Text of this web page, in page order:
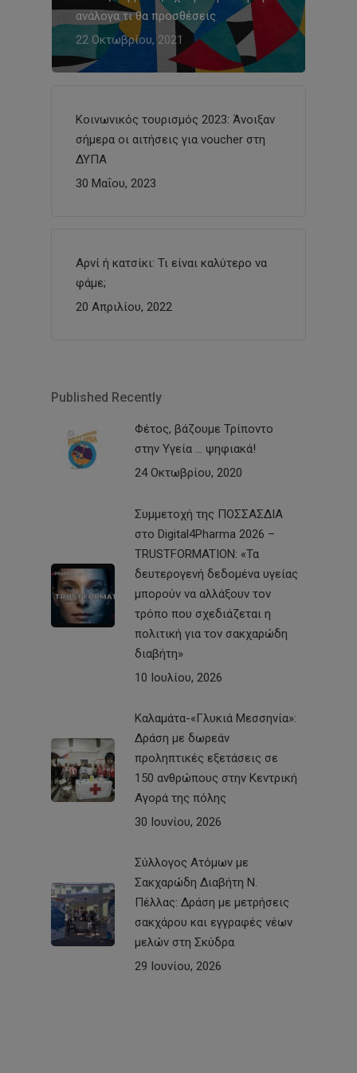
ανάλογα τι θα προσθέσεις
22 Οκτωβρίου, 2021
Κοινωνικός τουρισμός 2023: Άνοιξαν
σήμερα οι αιτήσεις για voucher στη
ΔΥΠΑ
30 Μαΐου, 2023
Αρνί ή κατσίκι: Τι είναι καλύτερο να
φάμε;
20 Απριλίου, 2022
Published Recently
Φέτος, βάζουμε Τρίποντο
στην Υγεία … ψηφιακά!
24 Οκτωβρίου, 2020
Συμμετοχή της ΠΟΣΣΑΣΔΙΑ
στο Digital4Pharma 2026 –
TRUSTFORMATION: «Τα
δευτερογενή δεδομένα υγείας
μπορούν να αλλάξουν τον
τρόπο που σχεδιάζεται η
πολιτική για τον σακχαρώδη
διαβήτη»
10 Ιουλίου, 2026
Καλαμάτα-«Γλυκιά Μεσσηνία»:
Δράση με δωρεάν
προληπτικές εξετάσεις σε
150 ανθρώπους στην Κεντρική
Αγορά της πόλης
30 Ιουνίου, 2026
Σύλλογος Ατόμων με
Σακχαρώδη Διαβήτη Ν.
Πέλλας: Δράση με μετρήσεις
σακχάρου και εγγραφές νέων
μελών στη Σκύδρα
29 Ιουνίου, 2026